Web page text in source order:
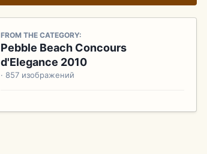
FROM THE CATEGORY:
Pebble Beach Concours
d'Elegance 2010
· 857 изображений